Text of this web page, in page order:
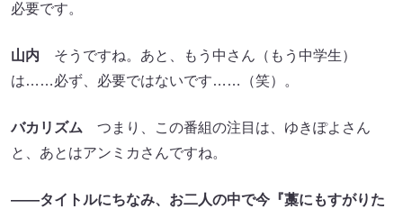
必要です。
山内 そうですね。あと、もう中さん（もう中学生）
は……必ず、必要ではないです……（笑）。
バカリズム つまり、この番組の注目は、ゆきぽよさん
と、あとはアンミカさんですね。
――タイトルにちなみ、お二人の中で今『藁にもすがりた